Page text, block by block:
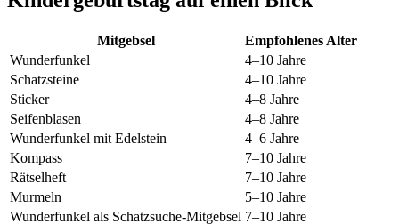
Mitgebsel
Empfohlenes Alter
Wunderfunkel
4–10 Jahre
Schatzsteine
4–10 Jahre
Sticker
4–8 Jahre
Seifenblasen
4–8 Jahre
Wunderfunkel mit Edelstein
4–6 Jahre
Kompass
7–10 Jahre
Rätselheft
7–10 Jahre
Murmeln
5–10 Jahre
Wunderfunkel als Schatzsuche-Mitgebsel 7–10 Jahre